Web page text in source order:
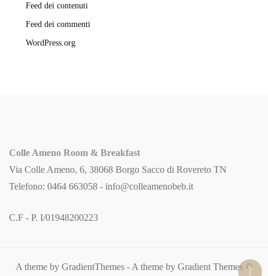
Feed dei contenuti
Feed dei commenti
WordPress.org
Colle Ameno Room & Breakfast
Via Colle Ameno, 6, 38068 Borgo Sacco di Rovereto TN
Telefono: 0464 663058 - info@colleamenobeb.it
C.F - P. I/01948200223
A theme by GradientThemes - A theme by Gradient Themes ©